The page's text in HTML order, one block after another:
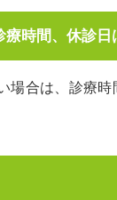
時間、休診日
場合は、診療時